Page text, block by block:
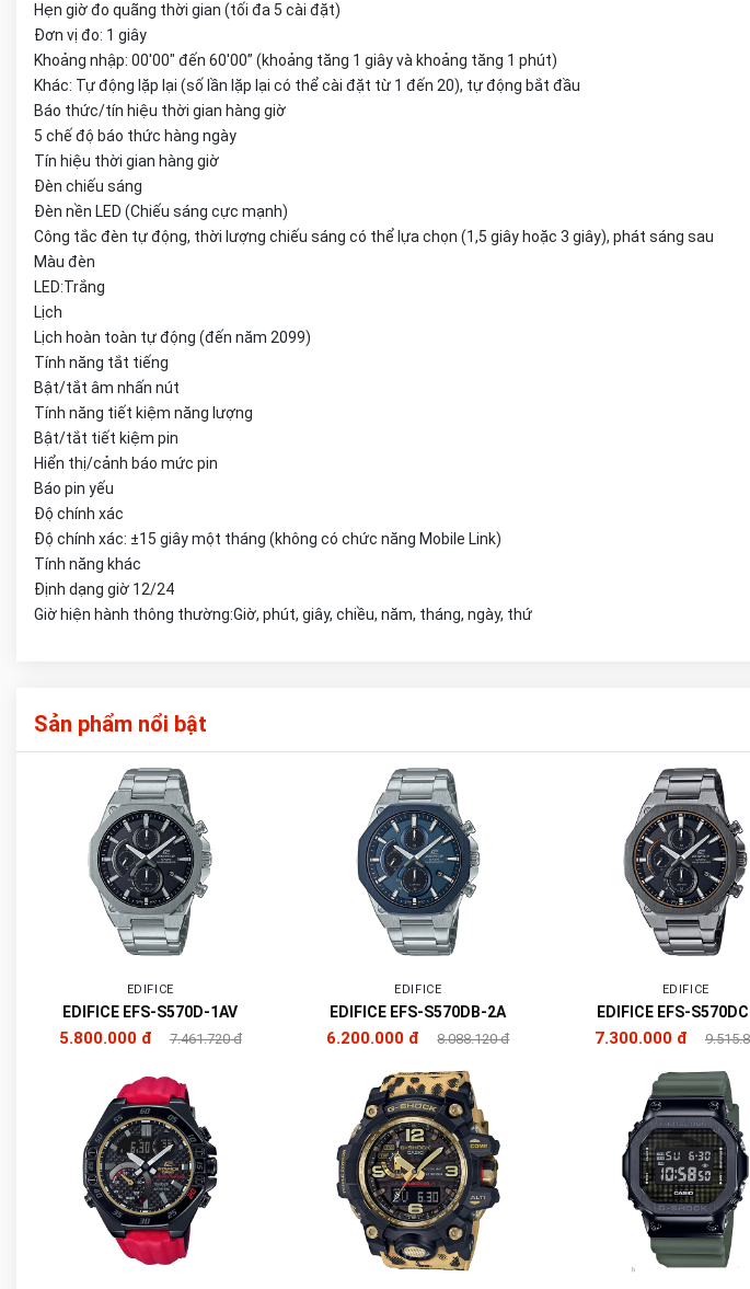
Hẹn giờ đo quãng thời gian (tối đa 5 cài đặt)
Đơn vị đo: 1 giây
Khoảng nhập: 00'00" đến 60'00” (khoảng tăng 1 giây và khoảng tăng 1 phút)
Khác: Tự động lặp lại (số lần lặp lại có thể cài đặt từ 1 đến 20), tự động bắt đầu
Báo thức/tín hiệu thời gian hàng giờ
5 chế độ báo thức hàng ngày
Tín hiệu thời gian hàng giờ
Đèn chiếu sáng
Đèn nền LED (Chiếu sáng cực mạnh)
Công tắc đèn tự động, thời lượng chiếu sáng có thể lựa chọn (1,5 giây hoặc 3 giây), phát sáng sau
Màu đèn
LED:Trắng
Lịch
Lịch hoàn toàn tự động (đến năm 2099)
Tính năng tắt tiếng
Bật/tắt âm nhấn nút
Tính năng tiết kiệm năng lượng
Bật/tắt tiết kiệm pin
Hiển thị/cảnh báo mức pin
Báo pin yếu
Độ chính xác
Độ chính xác: ±15 giây một tháng (không có chức năng Mobile Link)
Tính năng khác
Định dạng giờ 12/24
Giờ hiện hành thông thường:Giờ, phút, giây, chiều, năm, tháng, ngày, thứ
Sản phẩm nổi bật
EDIFICE
EDIFICE EFS-S570D-1AV
5.800.000 đ 7.461.720 đ
EDIFICE
EDIFICE EFS-S570DB-2A
6.200.000 đ 8.088.120 đ
EDIFICE
EDIFICE EFS-
7.300.000 đ